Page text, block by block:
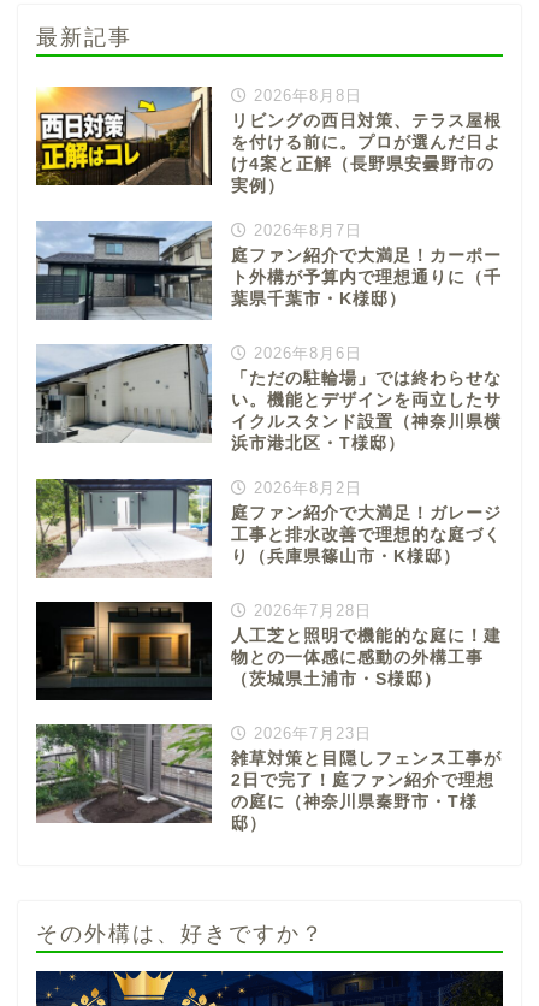
最新記事
2026年8月8日
リビングの西日対策、テラス屋根
を付ける前に。プロが選んだ日よ
け4案と正解（長野県安曇野市の
実例）
2026年8月7日
庭ファン紹介で大満足！カーポー
ト外構が予算内で理想通りに（千
葉県千葉市・K様邸）
2026年8月6日
「ただの駐輪場」では終わらせな
い。機能とデザインを両立したサ
イクルスタンド設置（神奈川県横
浜市港北区・T様邸）
2026年8月2日
庭ファン紹介で大満足！ガレージ
工事と排水改善で理想的な庭づく
り（兵庫県篠山市・K様邸）
2026年7月28日
人工芝と照明で機能的な庭に！建
物との一体感に感動の外構工事
（茨城県土浦市・S様邸）
2026年7月23日
雑草対策と目隠しフェンス工事が
2日で完了！庭ファン紹介で理想
の庭に（神奈川県秦野市・T様
邸）
その外構は、好きですか？